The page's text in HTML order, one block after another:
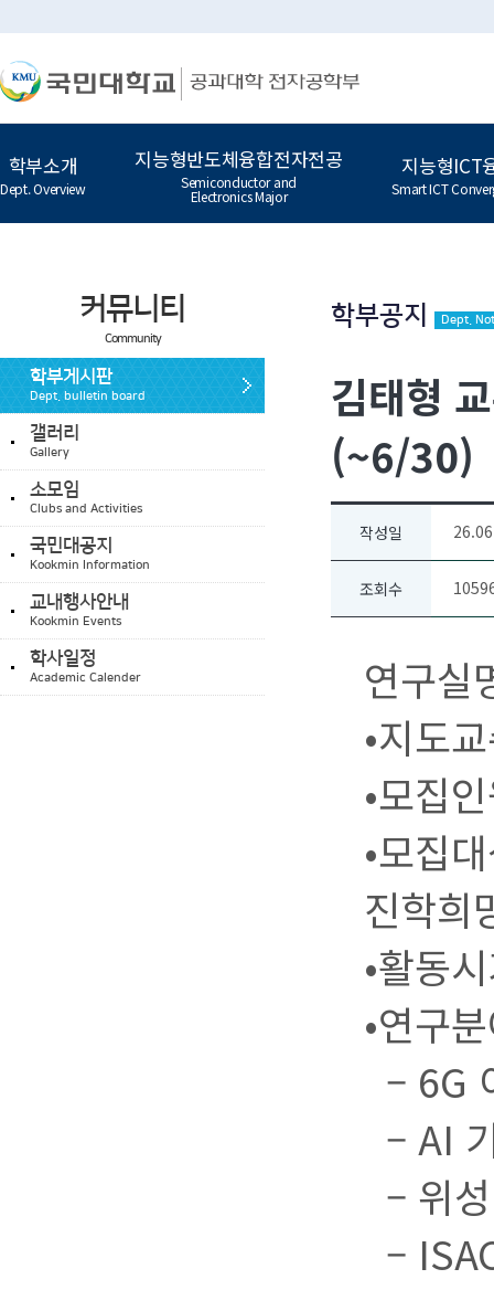
학부소개
Dept. Overview
지능형반도체융합전자전공
Semiconductor and
Electronics Major
지능형ICT
Smart ICT
커뮤니티
Community
학부게시판
Dept. bulletin board
갤러리
Gallery
소모임
Clubs and Activities
국민대공지
Kookmin Information
교내행사안내
Kookmin Events
학사일정
Academic Calender
학부공지 Dept.
김태형
(~6/30)
작성일
조회수
연구실
•지도
•모집
•모집
진학희
•활동
•연구
– 6G
– AI
– 위
–